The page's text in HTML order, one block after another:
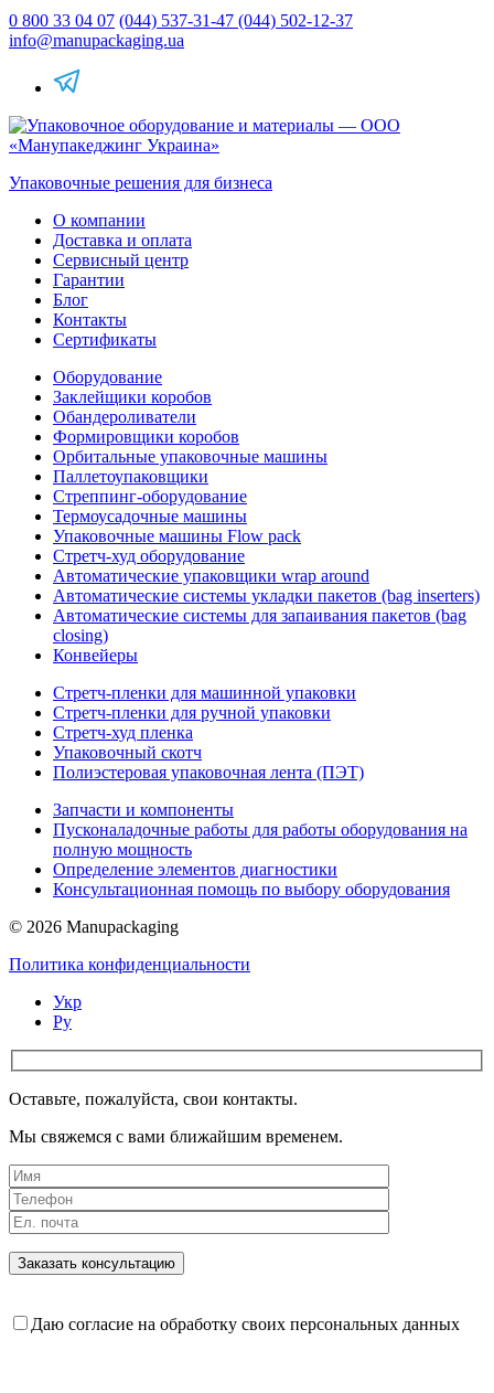
0 800 33 04 07 (044) 537-31-47 (044) 502-12-37
info@manupackaging.ua
Упаковочные решения для бизнеса
О компании
Доставка и оплата
Сервисный центр
Гарантии
Блог
Контакты
Сертификаты
Оборудование
Заклейщики коробов
Обандероливатели
Формировщики коробов
Орбитальные упаковочные машины
Паллетоупаковщики
Стреппинг-оборудование
Термоусадочные машины
Упаковочные машины Flow pack
Стретч-худ оборудование
Автоматические упаковщики wrap around
Автоматические системы укладки пакетов (bag inserters)
Автоматические системы для запаивания пакетов (bag
closing)
Конвейеры
Стретч-пленки для машинной упаковки
Стретч-пленки для ручной упаковки
Стретч-худ пленка
Упаковочный скотч
Полиэстеровая упаковочная лента (ПЭТ)
Запчасти и компоненты
Пусконаладочные работы для работы оборудования на
полную мощность
Определение элементов диагностики
Консультационная помощь по выбору оборудования
© 2026 Manupackaging
Политика конфиденциальности
Укр
Ру
Оставьте, пожалуйста, свои контакты.
Мы свяжемся с вами ближайшим временем.
Даю согласие на обработку своих персональных данных